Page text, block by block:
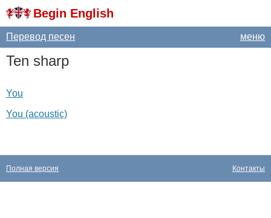
Begin English
меню
Перевод песен
Ten sharp
You
You (acoustic)
Контакты
Полная версия